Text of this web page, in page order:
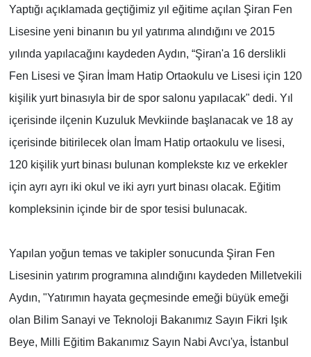
Yaptığı açıklamada geçtiğimiz yıl eğitime açılan Şiran Fen
Lisesine yeni binanın bu yıl yatırıma alındığını ve 2015
yılında yapılacağını kaydeden Aydın, “Şiran'a 16 derslikli
Fen Lisesi ve Şiran İmam Hatip Ortaokulu ve Lisesi için 120
kişilik yurt binasıyla bir de spor salonu yapılacak" dedi. Yıl
içerisinde ilçenin Kuzuluk Mevkiinde başlanacak ve 18 ay
içerisinde bitirilecek olan İmam Hatip ortaokulu ve lisesi,
120 kişilik yurt binası bulunan komplekste kız ve erkekler
için ayrı ayrı iki okul ve iki ayrı yurt binası olacak. Eğitim
kompleksinin içinde bir de spor tesisi bulunacak.
Yapılan yoğun temas ve takipler sonucunda Şiran Fen
Lisesinin yatırım programına alındığını kaydeden Milletvekili
Aydın, "Yatırımın hayata geçmesinde emeği büyük emeği
olan Bilim Sanayi ve Teknoloji Bakanımız Sayın Fikri Işık
Beye, Milli Eğitim Bakanımız Sayın Nabi Avcı'ya, İstanbul